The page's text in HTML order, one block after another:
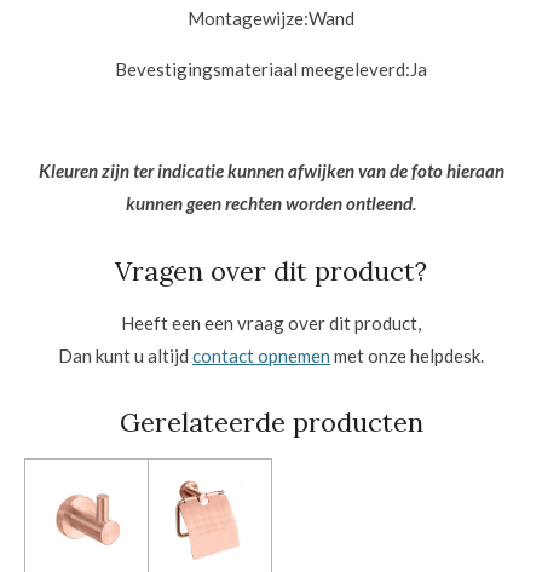
Montagewijze:Wand
Bevestigingsmateriaal meegeleverd:Ja
Kleuren zijn ter indicatie kunnen afwijken van de foto hieraan
kunnen geen rechten worden ontleend.
Vragen over dit product?
Heeft een een vraag over dit product,
Dan kunt u altijd contact opnemen met onze helpdesk.
Gerelateerde producten